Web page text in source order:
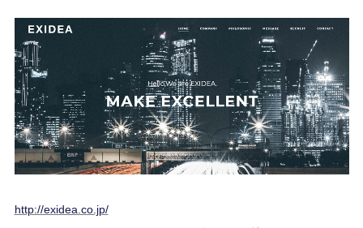
http://exidea.co.jp/